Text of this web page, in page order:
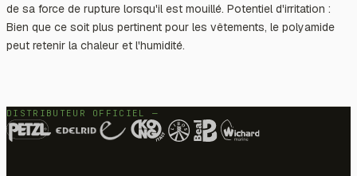
de sa force de rupture lorsqu'il est mouillé. Potentiel d'irritation :
Bien que ce soit plus pertinent pour les vêtements, le polyamide
peut retenir la chaleur et l'humidité.
DISTRIBUTEUR OFFICIEL —